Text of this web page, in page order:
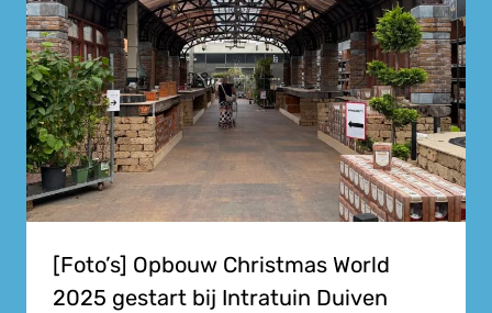
[Foto’s] Opbouw Christmas World
2025 gestart bij Intratuin Duiven